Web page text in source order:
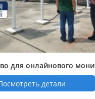
для онлайнового мони
на бетономешалке
детали